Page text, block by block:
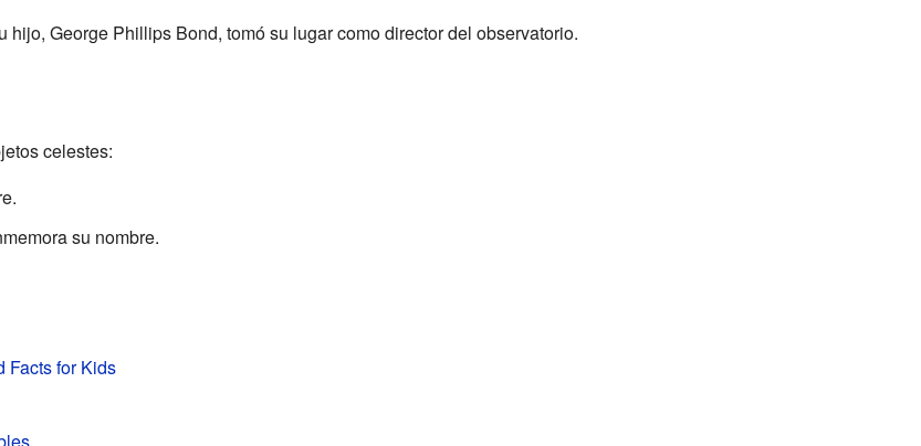
George Phillips Bond, tomó su lugar como director del observatorio.
celestes:
su nombre.
Facts for Kids